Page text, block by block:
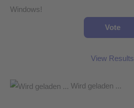
Windows!
View Results
Wird geladen ...